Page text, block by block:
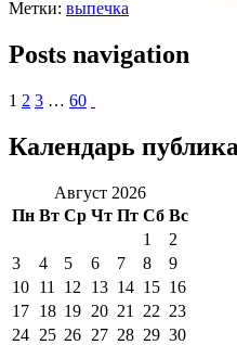
Метки: выпечка
Posts navigation
1 2 3 … 60
Календарь
Август 2026
Пн Вт Ср Чт Пт Сб Вс
1
2
3
4 5 6 7 8
9
10 11 12 13 14 15 16
17 18 19 20 21 22 23
24 25 26 27 28 29 30